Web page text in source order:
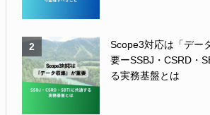
2
Scope3対応は「デー
要ーSSBJ・CSRD・
る実務基盤とは